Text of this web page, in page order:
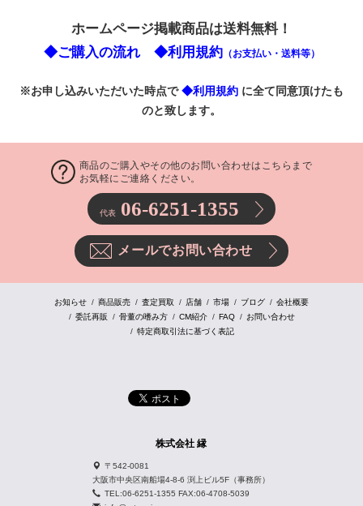
ホームページ掲載商品は送料無料！
◆ご購入の流れ
◆利用規約 （お支払い・送料等）
※お申し込みいただいた時点で◆利用規約 に全て同意頂けたも
のと致します。
商品のご購入やその他のお問い合わせはこちらまで
お気軽にご連絡ください。
代表 06-6251-1355
メールでお問い合わせ
お知らせ 商品販売 査定買取 店舗 市場 ブログ
会社概要
委託再販
骨董の嗜み方 CM紹介 FAQ
お問い合わせ
特定商取引法に基づく表記
株式会社 縁
〒542-0081
大阪市中央区南船場4-8-6 渕上ビル5F（事務所）
TEL:06-6251-1355 FAX:06-4708-5039